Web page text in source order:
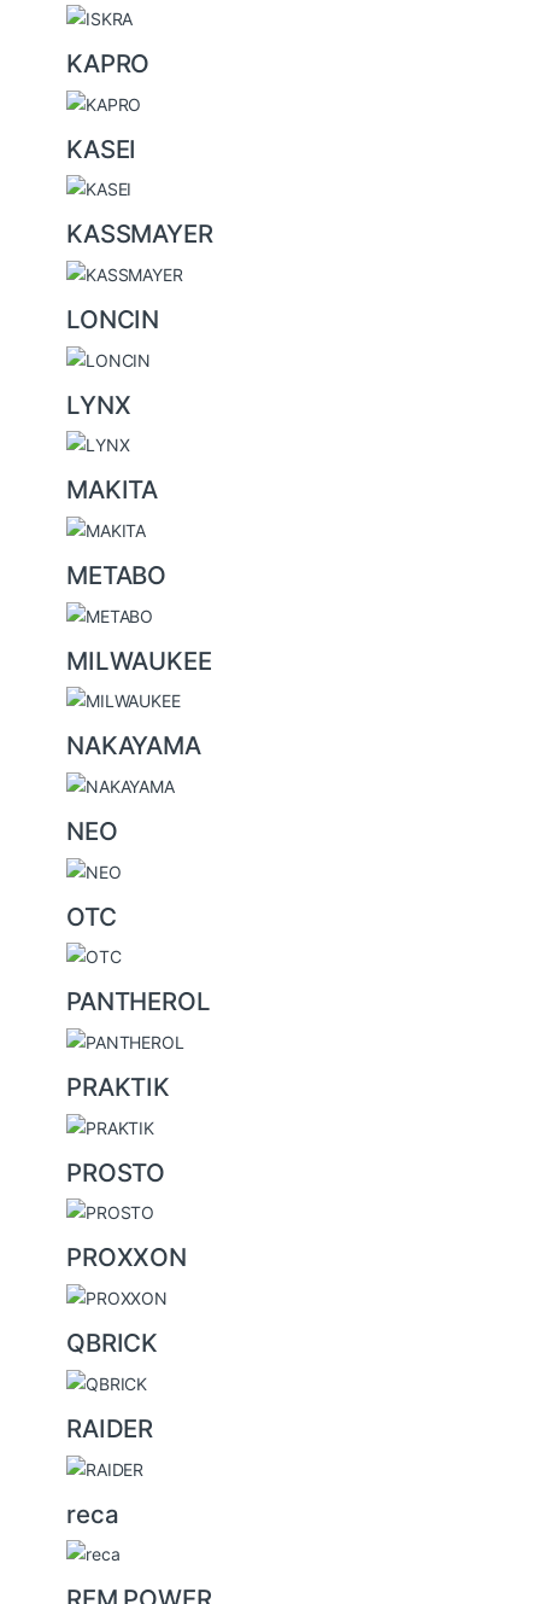
KAPRO
KASEI
KASSMAYER
LONCIN
LYNX
MAKITA
METABO
MILWAUKEE
NAKAYAMA
NEO
OTC
PANTHEROL
PRAKTIK
PROSTO
PROXXON
QBRICK
RAIDER
reca